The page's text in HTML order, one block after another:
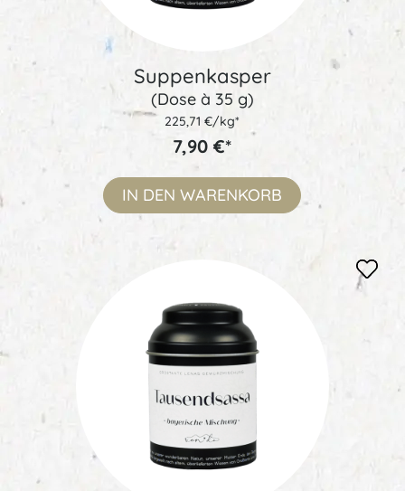
Suppenkasper
(Dose à 35 g)
225,71 €/kg*
7,90 €*
IN DEN WARENKORB